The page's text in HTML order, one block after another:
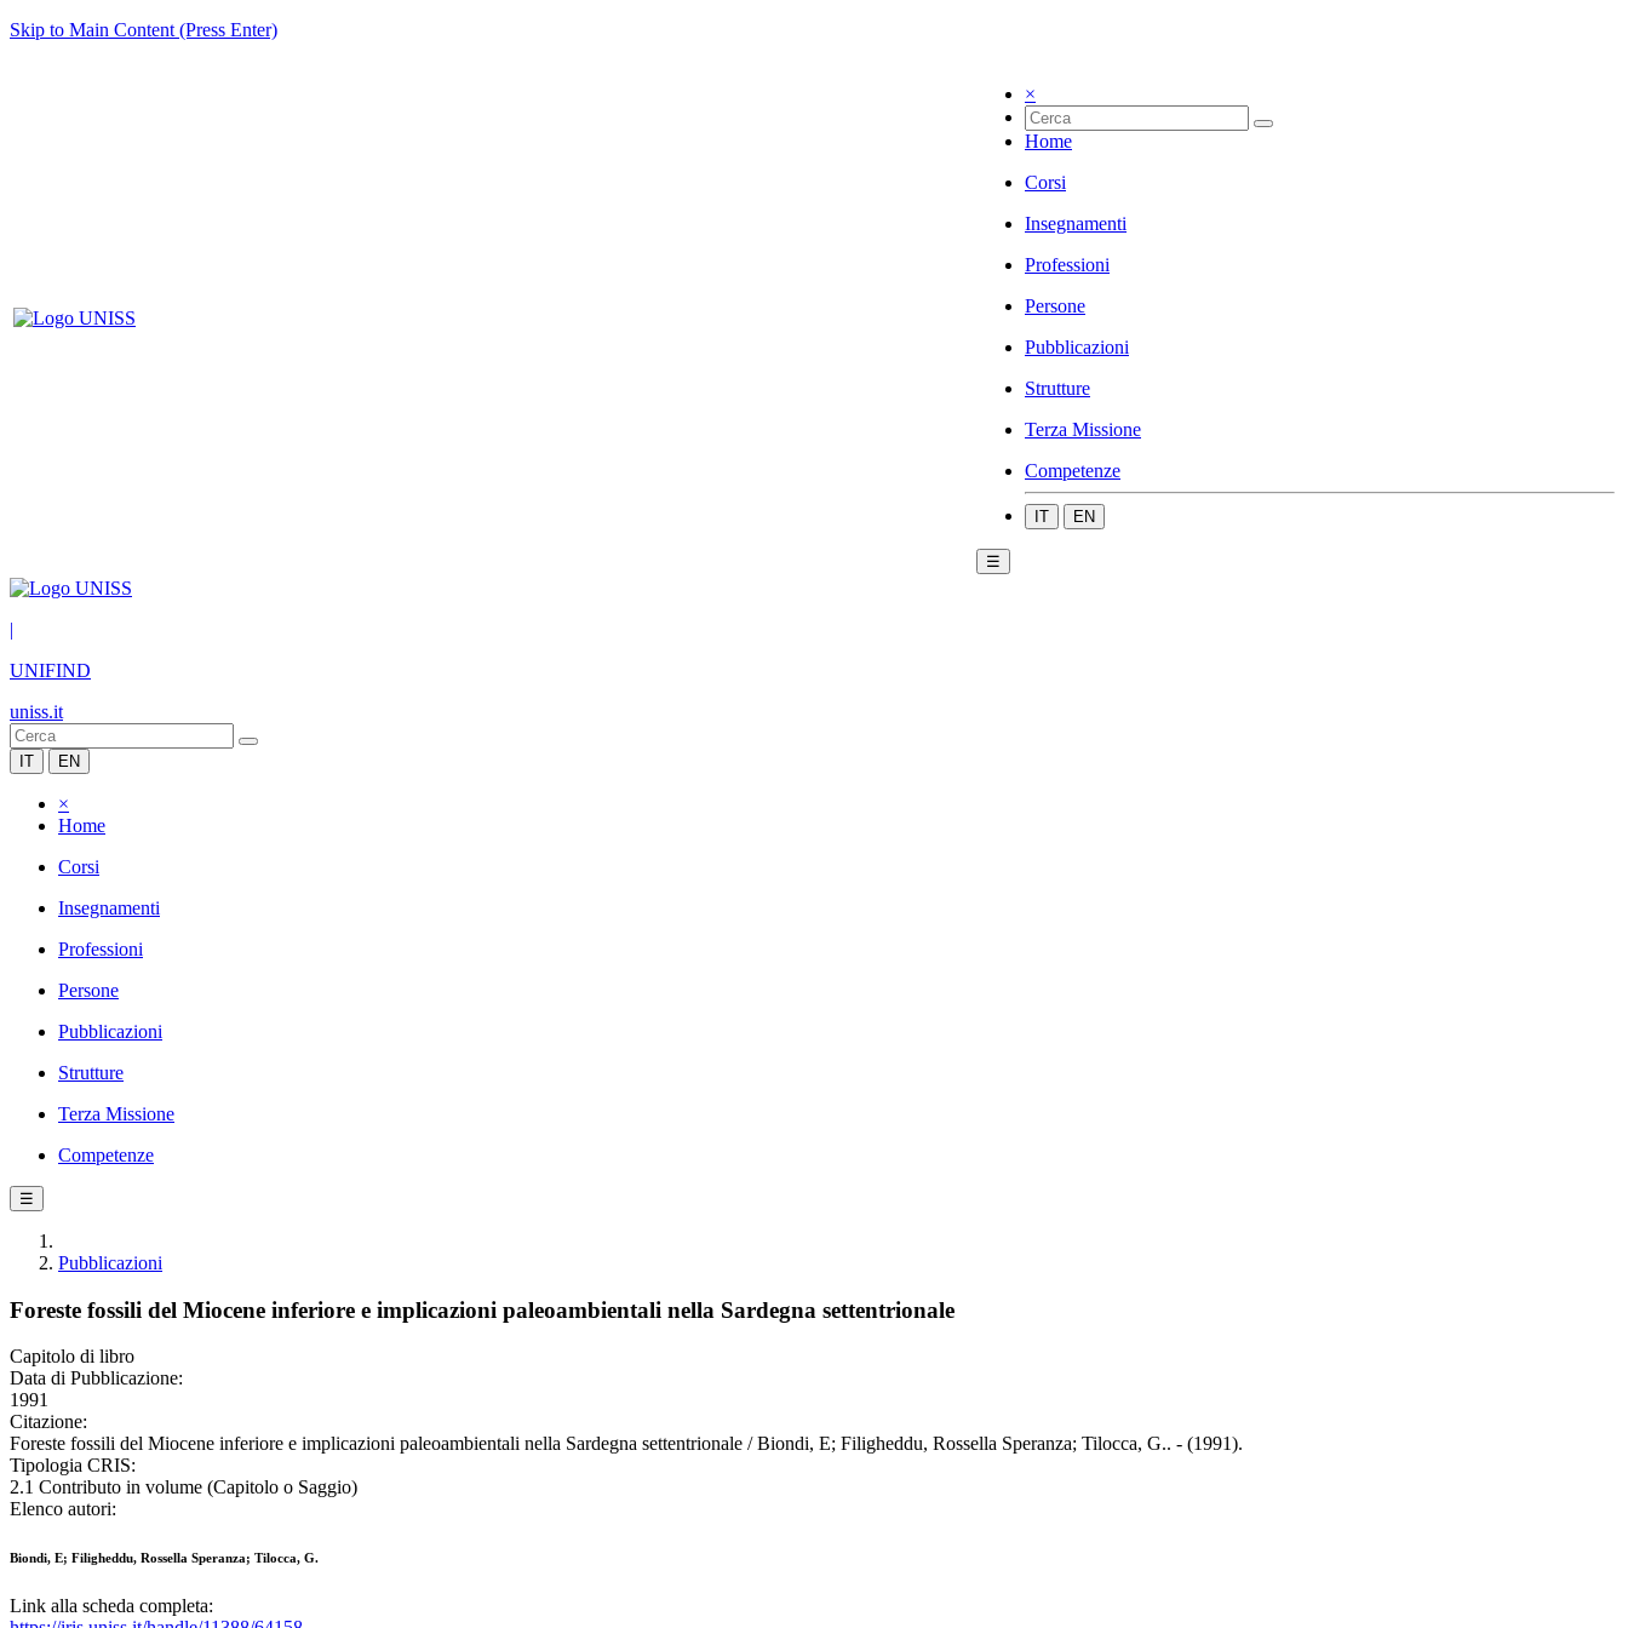
Skip to Main Content (Press Enter)
×
Home
Corsi
Insegnamenti
Professioni
Persone
Pubblicazioni
Strutture
Terza Missione
Competenze
IT EN
☰
|
UNIFIND
uniss.it
IT EN
×
Home
Corsi
Insegnamenti
Professioni
Persone
Pubblicazioni
Strutture
Terza Missione
Competenze
☰
Pubblicazioni
Foreste fossili del Miocene inferiore e implicazioni paleoambientali nella Sardegna settentrionale
Capitolo di libro
Data di Pubblicazione:
1991
Citazione:
Foreste fossili del Miocene inferiore e implicazioni paleoambientali nella Sardegna settentrionale / Biondi, E; Filigheddu, Rossella Speranza; Tilocca, G.. - (1991).
Tipologia CRIS:
2.1 Contributo in volume (Capitolo o Saggio)
Elenco autori:
Biondi, E; Filigheddu, Rossella Speranza; Tilocca, G.
Link alla scheda completa: